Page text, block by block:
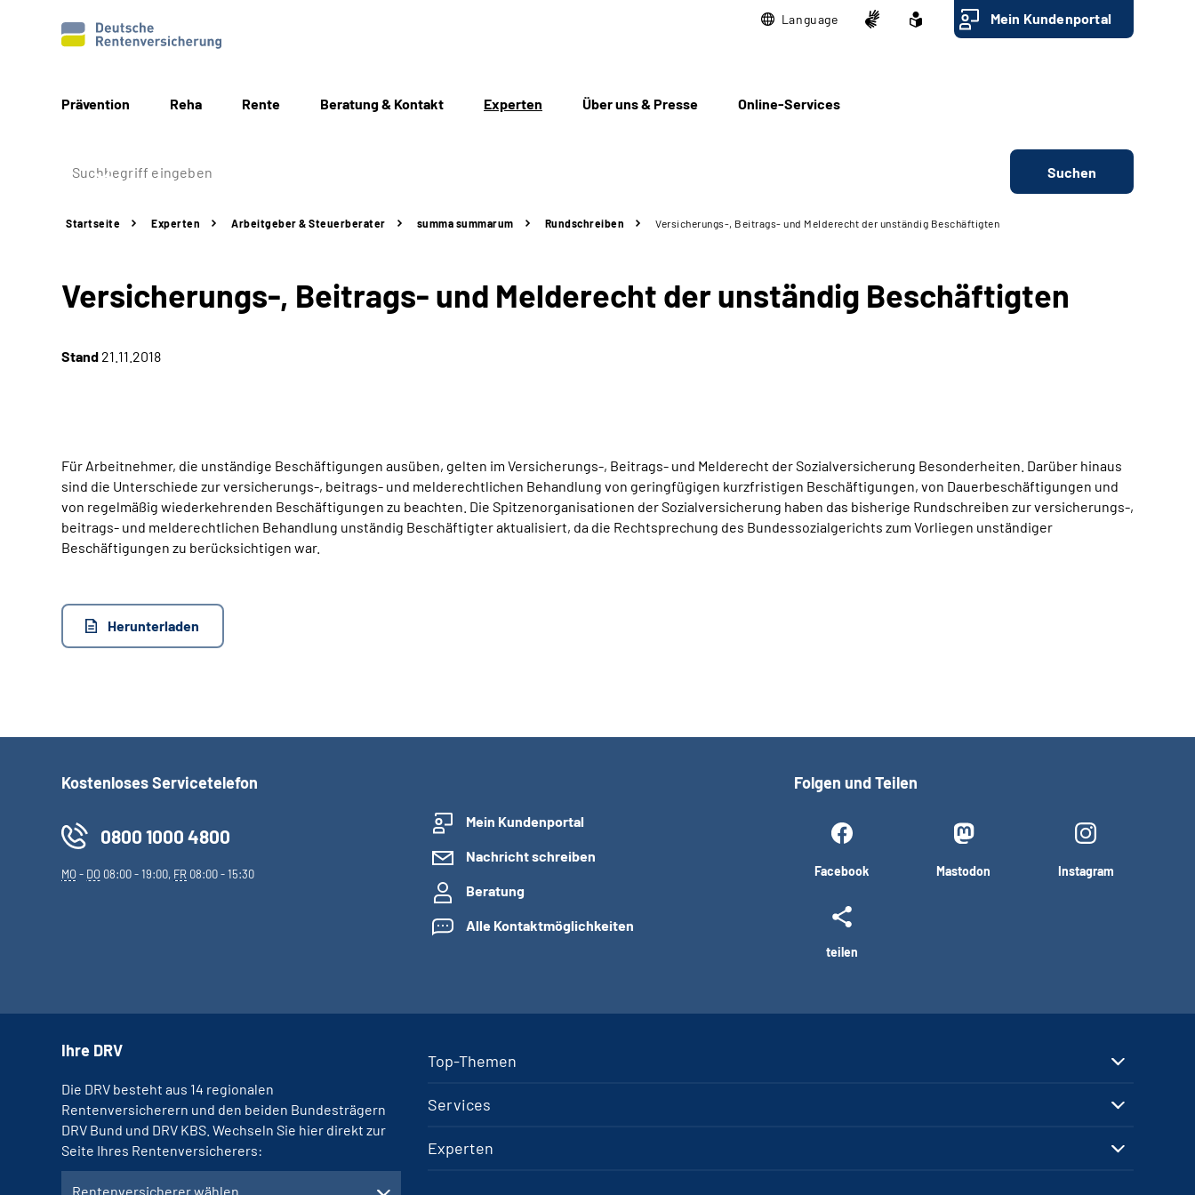
Language Mein Kundenportal
Prävention Reha Rente Beratung & Kontakt Experten Über uns & Presse Online-Services
Suchen
Startseite Experten Arbeitgeber & Steuerberater summa summarum Rundschreiben Versicherungs-, Beitrags- und Melderecht der unständig Beschäftigten
Versicherungs-, Beitrags- und Melderecht der unständig Beschäftigten
Stand 21.11.2018
Für Arbeitnehmer, die unständige Beschäftigungen ausüben, gelten im Versicherungs-, Beitrags- und Melderecht der Sozialversicherung Besonderheiten. Darüber hinaus
sind die Unterschiede zur versicherungs-, beitrags- und melderechtlichen Behandlung von geringfügigen kurzfristigen Beschäftigungen, von Dauerbeschäftigungen und
von regelmäßig wiederkehrenden Beschäftigungen zu beachten. Die Spitzenorganisationen der Sozialversicherung haben das bisherige Rundschreiben zur versicherungs-,
beitrags- und melderechtlichen Behandlung unständig Beschäftigter aktualisiert, da die Rechtsprechung des Bundessozialgerichts zum Vorliegen unständiger
Beschäftigungen zu berücksichtigen war.
Herunterladen
Kostenloses Servicetelefon
0800 1000 4800
MO- DO 08:00 - 19:00, FR 08:00 - 15:30
Mein Kundenportal
Nachricht schreiben
Beratung
Alle Kontaktmöglichkeiten
Folgen und Teilen
Facebook Mastodon Instagram
teilen
Top-Themen
Services
Experten
Ihre DRV
Die DRV besteht aus 14 regionalen
Rentenversicherern und den beiden Bundesträgern
DRV Bund und DRV KBS. Wechseln Sie hier direkt zur
Seite Ihres Rentenversicherers:
Rentenversicherer wählen